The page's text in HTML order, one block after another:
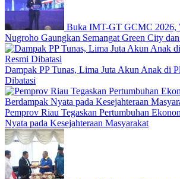
Buka IMT-GT GCMC 2026,
Nugroho Gaungkan Semangat Green City
Dampak PP Tunas, Lima Juta Akun Anak di
Dibatasi
Pemprov Riau Tegaskan Pertumbuhan
Nyata pada Kesejahteraan Masyarakat